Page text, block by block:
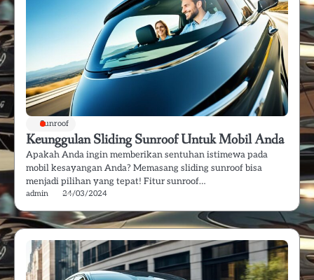
Sunroof
Keunggulan Sliding Sunroof Untuk Mobil Anda
Apakah Anda ingin memberikan sentuhan istimewa pada
mobil kesayangan Anda? Memasang sliding sunroof bisa
menjadi pilihan yang tepat! Fitur sunroof…
admin 24/03/2024